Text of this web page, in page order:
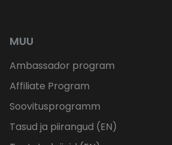
MUU
Ambassador program
Affiliate Program
Soovitusprogramm
Tasud ja piirangud (EN)